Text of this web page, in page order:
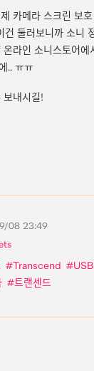
카메라 스크린 보
건 둘러보니까 소니
라인 소니스토어에
.. ㅠㅠ
보내시길!
08 23:49
Transcend USB
트랜센드